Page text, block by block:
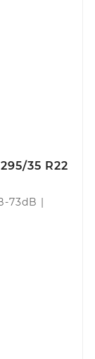
35 R22
73dB |